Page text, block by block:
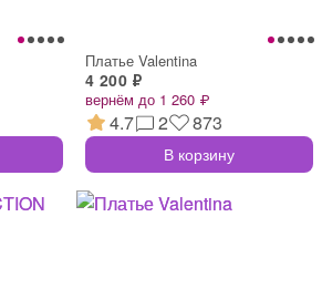
Платье Valentina
4 200 ₽
вернём до 1 260 ₽
4.7 2 873
В корзину